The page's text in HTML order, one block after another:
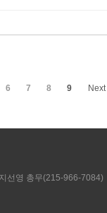
6 7 8 9 Next
선영 총무(215-966-7084)